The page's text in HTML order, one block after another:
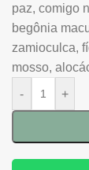
paz, comigo
begônia
zamioculca,
mosso,
-
+